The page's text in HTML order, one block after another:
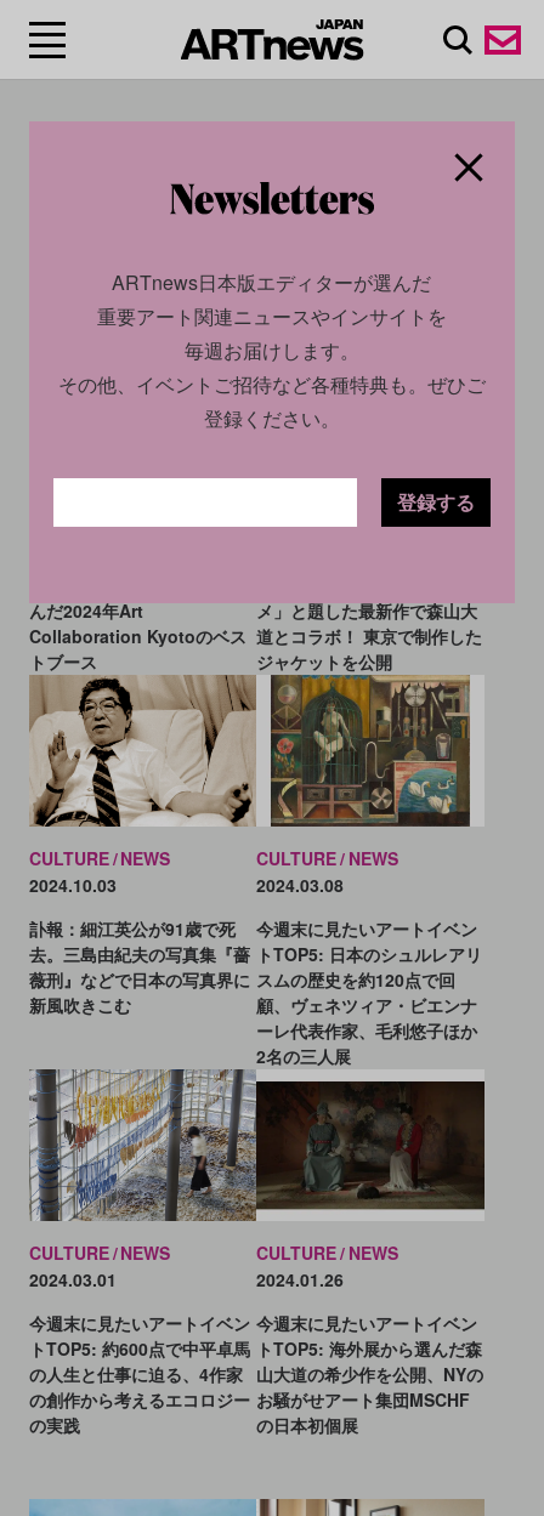
Moriyama
んだ2024年Art
Collaboration Kyotoのベス
トブース
NEWS
メ」と題した最新作で森山大
道とコラボ！ 東京で制作した
ジャケットを公開
CULTURE NEWS
2024.10.03
訃報：細江英公が91歳で死
去。三島由紀夫の写真集『薔
薇刑』などで日本の写真界に
新風吹きこむ
CULTURE NEWS
2024.03.08
今週末に見たいアートイベン
トTOP5: 日本のシュルレアリ
スムの歴史を約120点で回
顧、ヴェネツィア・ビエンナ
ーレ代表作家、毛利悠子ほか
2名の三人展
CULTURE NEWS
2024.03.01
今週末に見たいアートイベン
トTOP5: 約600点で中平卓馬
の人生と仕事に迫る、4作家
の創作から考えるエコロジー
の実践
CULTURE NEWS
2024.01.26
今週末に見たいアートイベン
トTOP5: 海外展から選んだ森
⼭⼤道の希少作を公開、NYの
お騒がせアート集団MSCHF
の日本初個展
ARTnews日本版エディターが選んだ
重要アート関連ニュースやインサイトを
毎週お届けします。
その他、イベントご招待など各種特典も。ぜひご
登録ください。
登録する